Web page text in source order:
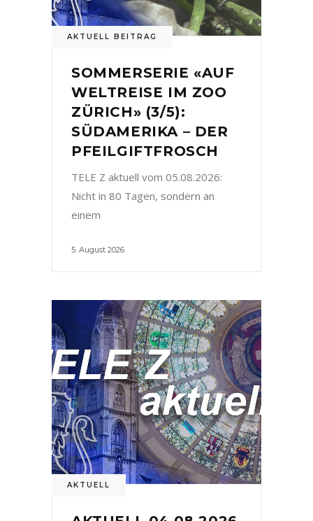
AKTUELL BEITRAG
SOMMERSERIE «AUF
WELTREISE IM ZOO
ZÜRICH» (3/5):
SÜDAMERIKA – DER
PFEILGIFTFROSCH
TELE Z aktuell vom 05.08.2026:
Nicht in 80 Tagen, sondern an
einem
5. August 2026
AKTUELL